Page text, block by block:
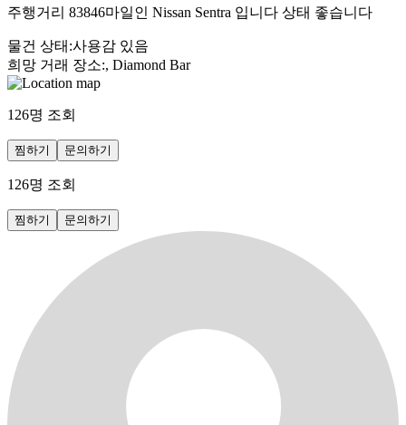
주행거리 83846마일인 Nissan Sentra 입니다 상태 좋습니다
물건 상태 :사용감 있음
희망 거래 장소:, Diamond Bar
126명 조회
찜하기 문의하기
126명 조회
찜하기 문의하기